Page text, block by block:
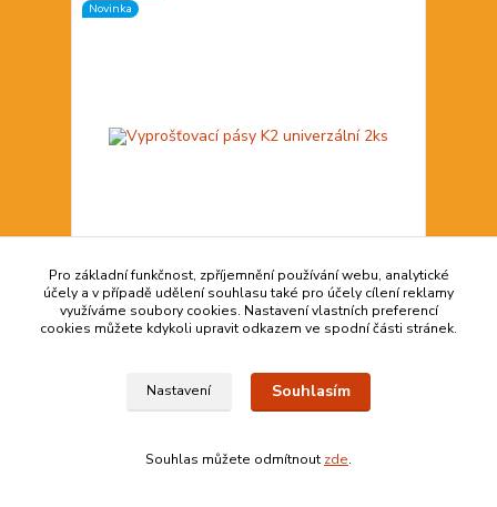
Novinka
Vyprošťovací pásy K2 univerzální 2ks
Přidat do košíku
Pro základní funkčnost, zpříjemnění používání webu, analytické
účely a v případě udělení souhlasu také pro účely cílení reklamy
využíváme soubory cookies. Nastavení vlastních preferencí
cookies můžete kdykoli upravit odkazem ve spodní části stránek.
Nastavení Souhlasím
Souhlas můžete odmítnout zde.